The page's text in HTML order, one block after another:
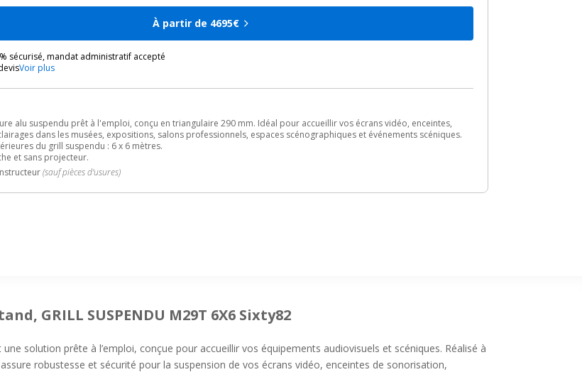
À partir de 4695€
sécurisé, mandat administratif accepté
Voir plus
alu suspendu prêt à l'emploi, conçu en triangulaire 290 mm. Idéal pour accueillir vos écrans vidéo, enceintes,
dans les musées, expositions, salons professionnels, espaces scénographiques et événements scéniques.
du grill suspendu : 6 x 6 mètres.
et sans projecteur.
(sauf pièces d'usures)
GRILL SUSPENDU M29T 6X6 Sixty82
solution prête à l’emploi, conçue pour accueillir vos équipements audiovisuels et scéniques. Réalisé à
robustesse et sécurité pour la suspension de vos écrans vidéo, enceintes de sonorisation,